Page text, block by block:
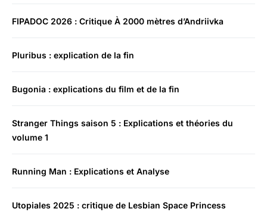
FIPADOC 2026 : Critique À 2000 mètres d’Andriivka
Pluribus : explication de la fin
Bugonia : explications du film et de la fin
Stranger Things saison 5 : Explications et théories du
volume 1
Running Man : Explications et Analyse
Utopiales 2025 : critique de Lesbian Space Princess